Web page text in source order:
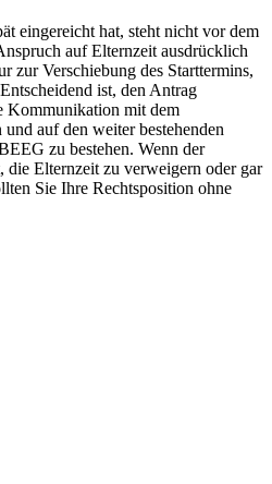
eingereicht hat, steht nicht vor dem
auf Elternzeit ausdrücklich
zur Verschiebung des Starttermins,
ist, den Antrag
Kommunikation mit dem
auf den weiter bestehenden
zu bestehen. Wenn der
die Elternzeit zu verweigern oder gar
Sie Ihre Rechtsposition ohne